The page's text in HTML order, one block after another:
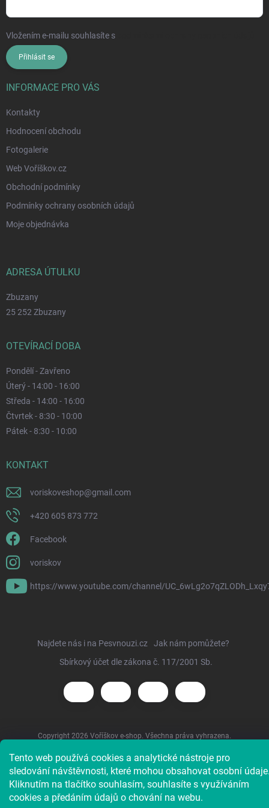
Tento web používá cookies a analytické nástroje pro
sledování návštěvnosti, které mohou obsahovat osobní
Kliknutím na tlačítko souhlasím, souhlasíte s využíváním
cookies a předáním údajů o chování na webu.
Vložením e-mailu souhlasíte s
Přihlásit se
INFORMACE PRO VÁS
Kontakty
Hodnocení obchodu
Fotogalerie
Web Voříškov.cz
Obchodní podmínky
Podmínky ochrany osobních údajů
Moje objednávka
ADRESA ÚTULKU
Zbuzany
25 252 Zbuzany
OTEVÍRACÍ DOBA
Pondělí - Zavřeno
Úterý - 14:00 - 16:00
Středa - 14:00 - 16:00
Čtvrtek - 8:30 - 10:00
Pátek - 8:30 - 10:00
KONTAKT
voriskoveshop@gmail.com
+420 605 873 772
Facebook
voriskov
https://www.youtube.com/channel/
Najdete nás i na Pesvnouzi.cz
Jak nám pomůžete?
Sbírkový účet dle zákona č. 117/2001 Sb.
Copyright 2026 Voříškov e-shop . Všechna práva vyhrazena.